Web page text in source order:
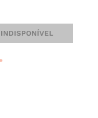
INDISPONÍVEL